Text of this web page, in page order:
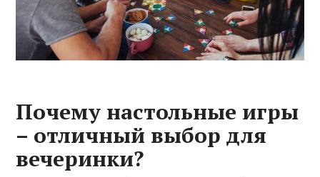
Почему настольные игры
– отличный выбор для
вечеринки?